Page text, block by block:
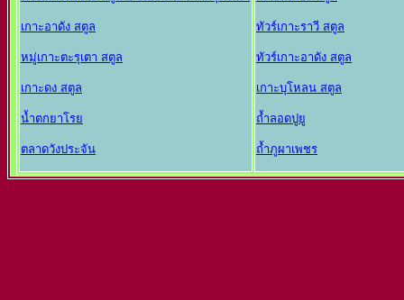
เกาะอาดัง สตูล
หมู่เกาะตะรุเตา สตูล
เกาะดง สตูล
น้ำตกยาโรย
ตลาดวังประจัน
ทัวร์เกาะราวี สตูล
ทัวร์เกาะอาดัง สตูล
เกาะบุโหลน สตูล
ถ้ำลอดปูยู
ถ้ำภูผาเพชร